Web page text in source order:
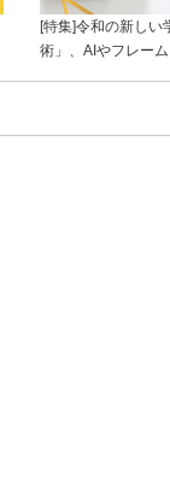
[特集]令和の新しい
術」、AIやフレー